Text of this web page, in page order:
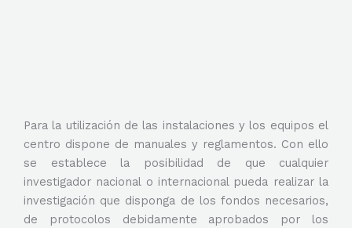
Para la utilización de las instalaciones y los equipos el
centro dispone de manuales y reglamentos. Con ello
se establece la posibilidad de que cualquier
investigador nacional o internacional pueda realizar la
investigación que disponga de los fondos necesarios,
de protocolos debidamente aprobados por los